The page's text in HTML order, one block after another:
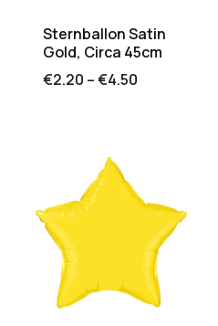
Sternballon Satin
Gold, Circa 45cm
€2.20 –€4.50